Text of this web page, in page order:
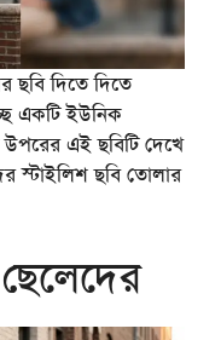
ছবি দিতে দিতে
একটি ইউনিক
উপরের এই ছবিটি দেখে
স্টাইলিশ ছবি তোলার